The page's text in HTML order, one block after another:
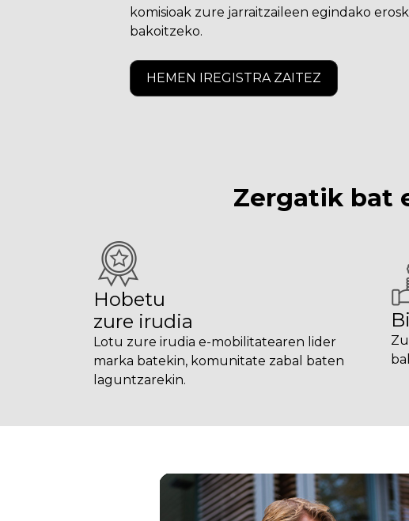
komisioak zure jarraitzaileen egindako
bakoitzeko.
HEMEN IREGISTRA ZAITEZ
Zergatik bat
Hobetu
zure irudia
Lotu zure irudia e-mobilitatearen lider
marka batekin, komunitate zabal baten
laguntzarekin.